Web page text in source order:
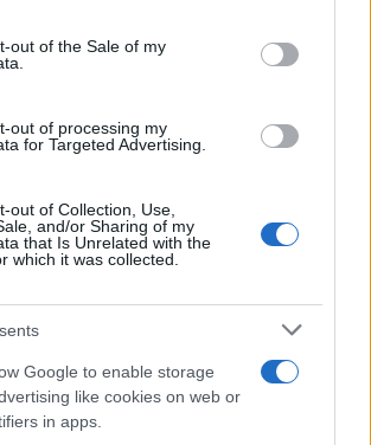
below specified purposes in below Google
out of the Sale of my
out of processing my
for Targeted Advertising.
out of Collection, Use,
and/or Sharing of my
that Is Unrelated with the
which it was collected.
Google to enable storage
like cookies on web or
in apps.
leggere